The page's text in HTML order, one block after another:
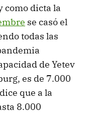
como dicta la
se casó el
todas las
de Yetev
es de 7.000
que a la
8.000